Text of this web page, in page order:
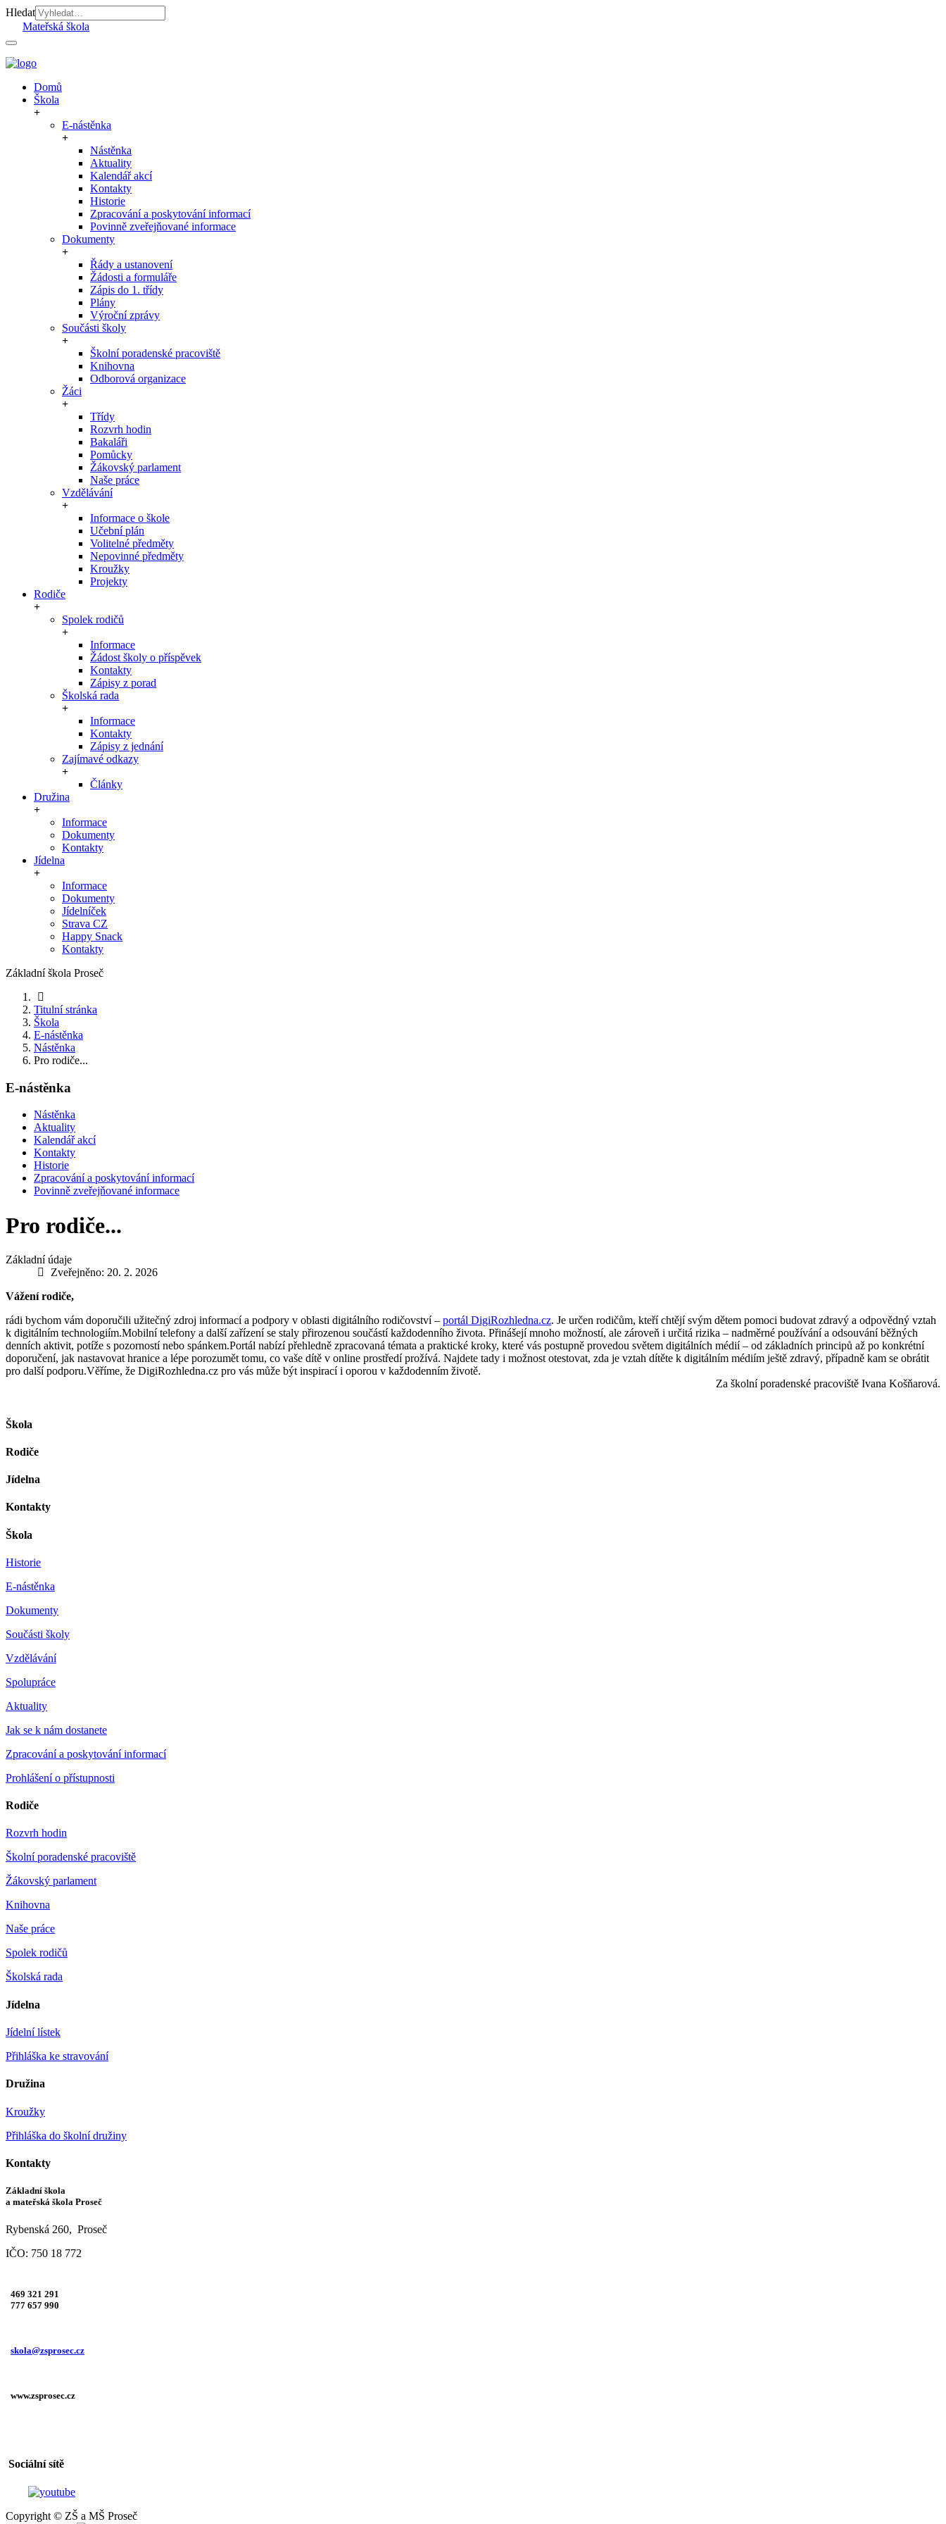
Hledat
Mateřská škola
Domů
Škola
E-nástěnka
Nástěnka
Aktuality
Kalendář akcí
Kontakty
Historie
Zpracování a poskytování informací
Povinně zveřejňované informace
Dokumenty
Řády a ustanovení
Žádosti a formuláře
Zápis do 1. třídy
Plány
Výroční zprávy
Součásti školy
Školní poradenské pracoviště
Knihovna
Odborová organizace
Žáci
Třídy
Rozvrh hodin
Bakaláři
Pomůcky
Žákovský parlament
Naše práce
Vzdělávání
Informace o škole
Učební plán
Volitelné předměty
Nepovinné předměty
Kroužky
Projekty
Rodiče
Spolek rodičů
Informace
Žádost školy o příspěvek
Kontakty
Zápisy z porad
Školská rada
Informace
Kontakty
Zápisy z jednání
Zajímavé odkazy
Články
Družina
Informace
Dokumenty
Kontakty
Jídelna
Informace
Dokumenty
Jídelníček
Strava CZ
Happy Snack
Kontakty
Základní škola Proseč
Titulní stránka
Škola
E-nástěnka
Nástěnka
Pro rodiče...
E-nástěnka
Nástěnka
Aktuality
Kalendář akcí
Kontakty
Historie
Zpracování a poskytování informací
Povinně zveřejňované informace
Pro rodiče...
Základní údaje
Zveřejněno: 20. 2. 2026
Vážení rodiče,
rádi bychom vám doporučili užitečný zdroj informací a podpory v oblasti digitálního rodičovství – portál DigiRozhledna.cz. Je určen rodičům, kteří chtějí svým dětem pomoci budovat zdravý a odpovědný vztah
k digitálním technologiím.Mobilní telefony a další zařízení se staly přirozenou součástí každodenního života. Přinášejí mnoho možností, ale zároveň i určitá rizika – nadměrné používání a odsouvání běžných
denních aktivit, potíže s pozorností nebo spánkem.Portál nabízí přehledně zpracovaná témata a praktické kroky, které vás postupně provedou světem digitálních médií – od základních principů až po konkrétní
doporučení, jak nastavovat hranice a lépe porozumět tomu, co vaše dítě v online prostředí prožívá. Najdete tady i možnost otestovat, zda je vztah dítěte k digitálním médiím ještě zdravý, případně kam se obrátit
pro další podporu.Věříme, že DigiRozhledna.cz pro vás může být inspirací i oporou v každodenním životě.
Za školní poradenské pracoviště Ivana Košňarová.
Škola
Rodiče
Jídelna
Kontakty
Škola
Historie
E-nástěnka
Dokumenty
Součásti školy
Vzdělávání
Spolupráce
Aktuality
Jak se k nám dostanete
Zpracování a poskytování informací
Prohlášení o přístupnosti
Rodiče
Rozvrh hodin
Školní poradenské pracoviště
Žákovský parlament
Knihovna
Naše práce
Spolek rodičů
Školská rada
Jídelna
Jídelní lístek
Přihláška ke stravování
Družina
Kroužky
Přihláška do školní družiny
Kontakty
Základní škola
a mateřská škola Proseč
Rybenská 260, Proseč
IČO: 750 18 772
469 321 291
777 657 990
skola@zsprosec.cz
www.zsprosec.cz
Sociální sítě
Copyright © ZŠ a MŠ Proseč